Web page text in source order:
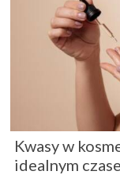
Kwasy w
idealnym